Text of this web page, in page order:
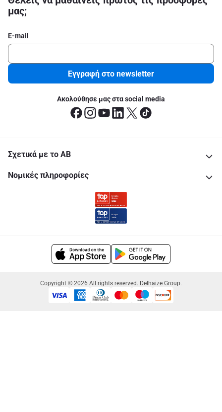
μας;
E-mail
Εγγραφή στο newsletter
Ακολούθησε μας στα social media
Σχετικά με το ΑΒ
Νομικές πληροφορίες
Copyright © 2026 All rights reserved. Delhaize Group.